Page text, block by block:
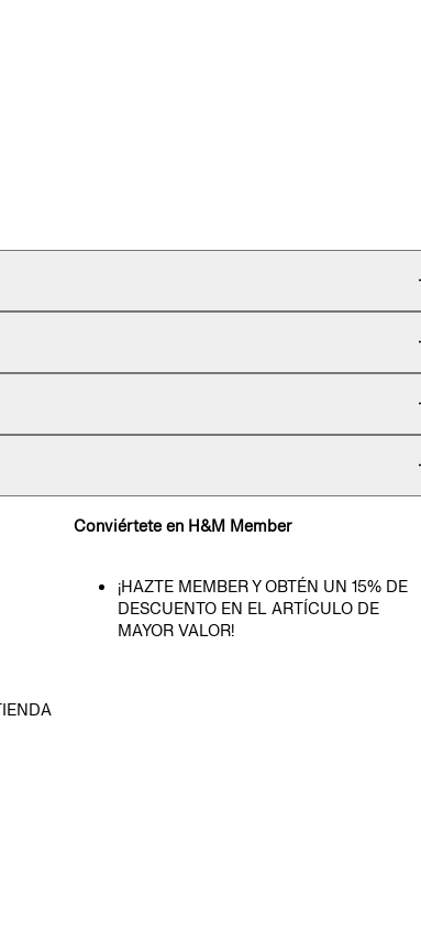
Conviértete en H&M Member
¡HAZTE MEMBER Y OBTÉN UN 15% DE
DESCUENTO EN EL ARTÍCULO DE
MAYOR VALOR!